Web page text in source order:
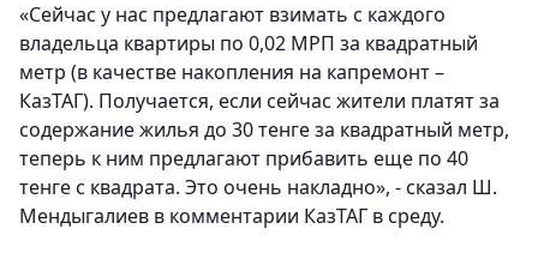
«Сейчас у нас предлагают взимать с каждого
владельца квартиры по 0,02 МРП за квадратный
метр (в качестве накопления на капремонт –
КазТАГ). Получается, если сейчас жители платят за
содержание жилья до 30 тенге за квадратный метр,
теперь к ним предлагают прибавить еще по 40
тенге с квадрата. Это очень накладно», - сказал Ш.
Мендыгалиев в комментарии КазТАГ в среду.